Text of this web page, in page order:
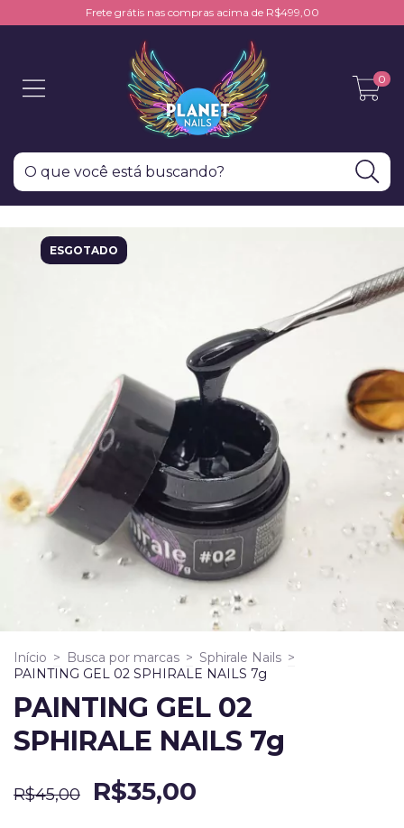
Frete grátis nas compras acima de R$499,00
0
ESGOTADO
Início > Busca por marcas > Sphirale Nails >
PAINTING GEL 02 SPHIRALE NAILS 7g
PAINTING GEL 02
SPHIRALE NAILS 7g
R$45,00 R$35,00